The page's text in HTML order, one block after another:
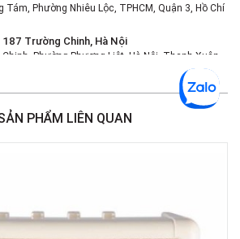
Tám, Phường Nhiêu Lộc, TPHCM, Quận 3, Hồ Chí
Trường Chinh, Hà Nội
Phường Phương Liệt, Hà Nội, Thanh Xuân ,
Hào Nam
Ô Chợ Dừa, Hà Nội, Đống Đa, Hà Nội
Crescent Mall
Bàn Cờ, TPHCM, Quận 3, Hồ Chí Minh
PHẨM LIÊN QUAN